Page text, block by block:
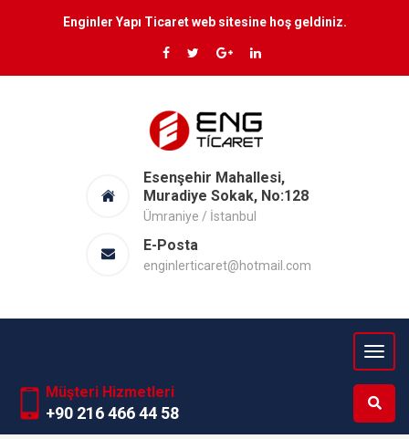
Enginler Yapı Ticaret web sitesine hoş geldiniz.
Esenşehir Mahallesi,
Muradiye Sokak, No:128
Ümraniye / İstanbul
E-Posta
enginlerticaret@hotmail.com
Müşteri Hizmetleri
+90 216 466 44 58